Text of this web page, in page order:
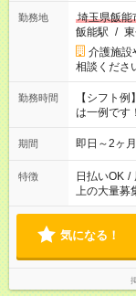
勤務地
埼玉県飯能
飯能駅 /
介護施
相談くださ
勤務時間
【シフト例
は一例です
期間 即日～2ヶ
特徴 日払いOK /
上の大量募
気になる！